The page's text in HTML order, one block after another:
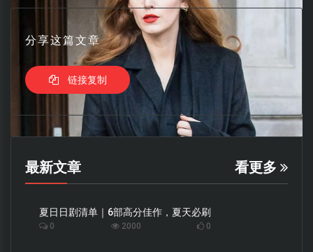
分享这篇文章
链接复制
最新文章 看更多
夏日日剧清单｜6部高分佳作，夏天必刷
0 2000 0